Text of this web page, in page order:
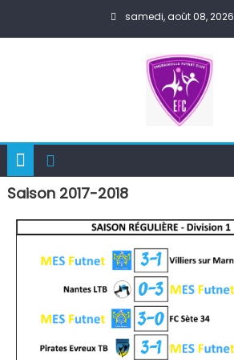
samedi, août 08, 2026
Saison 2017-2018